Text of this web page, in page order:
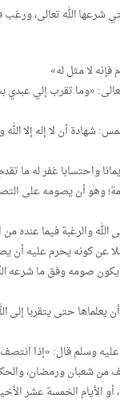
شرعها الله تعالى،
لا مثل له»
«وما تقرب إلي
أن لا إله إلا الله
واحتسابا غفر له ما
وهو أن يصومه على
والرغبة فيما عنده
كونه يحرم عليه أن
يكون صومه وفق ما شرعه
حتى يتقربا إلى
وسلم قال: «إذا
شعبان ورمضان،
أو الأيام الخمسة عشر